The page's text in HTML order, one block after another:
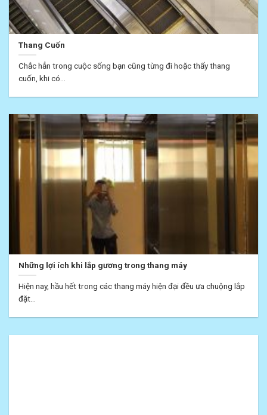
Thang Cuốn
Chắc hẳn trong cuộc sống bạn cũng từng đi hoặc thấy thang
cuốn, khi có...
Những lợi ích khi lắp gương trong thang máy
Hiện nay, hầu hết trong các thang máy hiện đại đều ưa chuộng lắp
đặt...